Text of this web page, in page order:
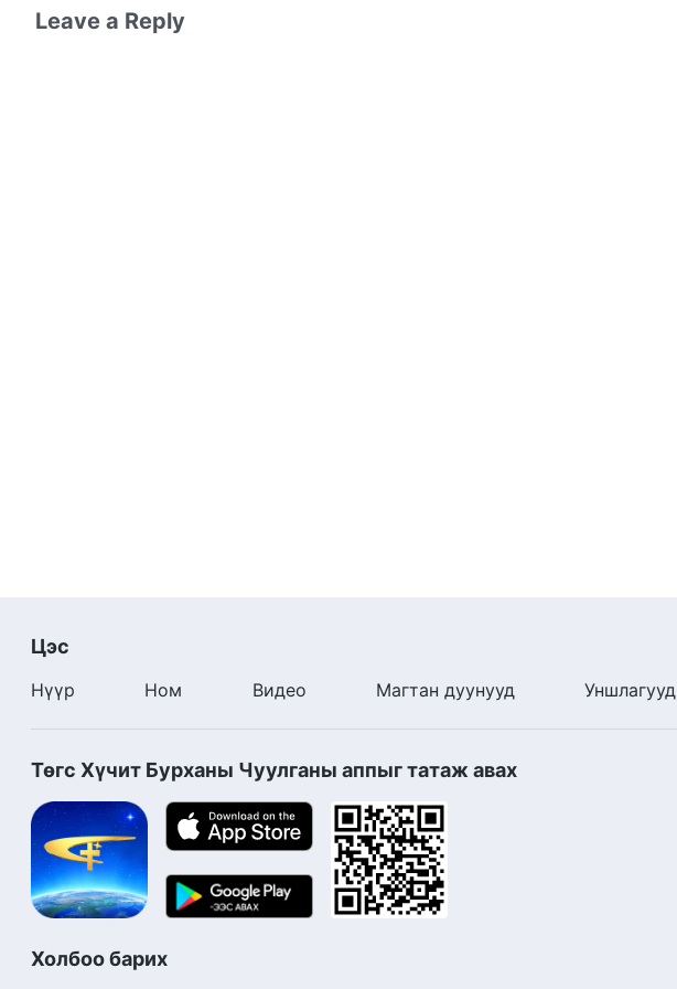
Leave a Reply
Цэс
Нүүр Ном Видео Магтан дуунууд Уншлагууд
Төгс Хүчит Бурханы Чуулганы аппыг татаж авах
Холбоо барих